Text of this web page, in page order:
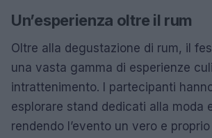
Un’esperienza oltre il rum
Oltre alla degustazione di rum, il
una vasta gamma di esperienze
intrattenimento. I partecipanti
esplorare stand dedicati alla moda
rendendo l’evento un vero e